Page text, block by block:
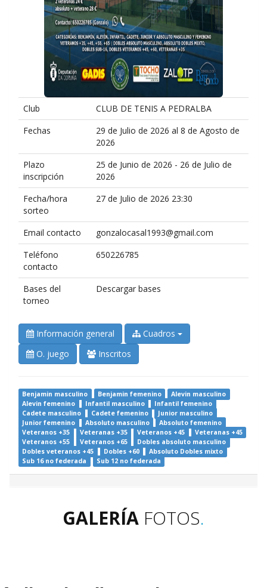
Club
CLUB DE TENIS A PEDRALBA
Fechas
29 de Julio de 2026 al 8 de Agosto de
2026
Plazo
inscripción
25 de Junio de 2026 - 26 de Julio de
2026
Fecha/hora
sorteo
27 de Julio de 2026 23:30
Email contacto
gonzalocasal1993@gmail.com
Teléfono
contacto
650226785
Bases del
torneo
Descargar bases
Información general
Cuadros
O. juego
Inscritos
Benjamin masculino Benjamin femenino
Alevin masculino
Alevin femenino
Infantil masculino
Infantil femenino
Cadete masculino
Cadete femenino
Junior masculino
Junior femenino
Absoluto masculino
Absoluto femenino
Veteranos +35
Veteranas +35 Veteranos +45
Veteranas +45
Veteranos +55
Veteranos +65
Dobles absoluto masculino
Dobles veteranos +45
Dobles +60
Absoluto Dobles mixto
Sub 16 no federada
Sub 12 no federada
GALERÍA FOTOS.